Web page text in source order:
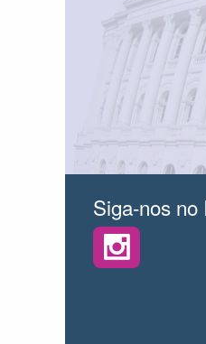
Siga-nos no